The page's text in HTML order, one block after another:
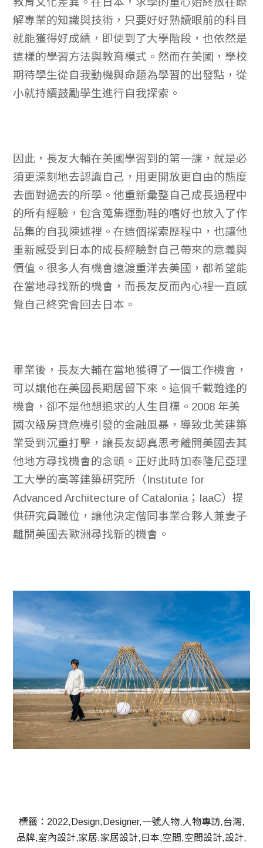
解專業的知識與技術，只要好好熟讀眼前的科目
就能獲得好成績，即使到了大學階段，也依然是
這樣的學習方法與教育模式。然而在美國，學校
期待學生從自我動機與命題為學習的出發點，從
小就持續鼓勵學生進行自我探索。
因此，長友大輔在美國學習到的第一課，就是必
須更深刻地去認識自己，用更開放更自由的態度
去面對過去的所學。他重新彙整自己成長過程中
的所有經驗，包含蒐集運動鞋的嗜好也放入了作
品集的自我陳述裡。在這個探索歷程中，也讓他
重新感受到日本的成長經驗對自己帶來的意義與
價值。很多人有機會遠渡重洋去美國，都希望能
在當地尋找新的機會，而長友反而內心裡一直感
覺自己終究會回去日本。
畢業後，長友大輔在當地獲得了一個工作機會，
可以讓他在美國長期居留下來。這個千載難逢的
機會，卻不是他想追求的人生目標。2008 年美
國次級房貸危機引發的金融風暴，導致北美建築
業受到沉重打擊，讓長友認真思考離開美國去其
他地方尋找機會的念頭。正好此時加泰隆尼亞理
工大學的高等建築研究所（Institute for
Advanced Architecture of Catalonia；IaaC）提
供研究員職位，讓他決定偕同事業合夥人兼妻子
離開美國去歐洲尋找新的機會。
標籤： 2022 Design Designer 一號人物 人物專訪 台灣
品牌 室內設計 家居 家居設計 日本 空間 空間設計 設計